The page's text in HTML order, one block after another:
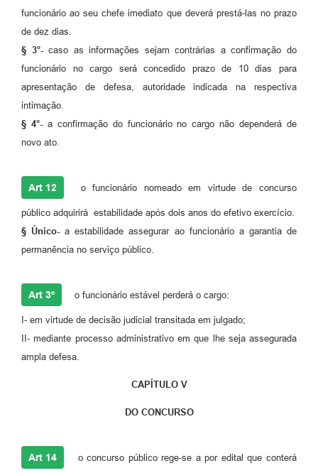
funcionário ao seu chefe imediato que deverá prestá-las no prazo
de dez dias.
§ 3°-caso as informações sejam contrárias a confirmação do
funcionário no cargo será concedido prazo de 10 dias para
apresentação de defesa, autoridade indicada na respectiva
intimação.
§ 4°-a confirmação do funcionário no cargo não dependerá de
novo ato.
Art 12 o funcionário nomeado em virtude de concurso
público adquirirá estabilidade após dois anos do efetivo exercício.
§ Único-a estabilidade assegurar ao funcionário a garantia de
permanência no serviço público.
Art 3º o funcionário estável perderá o cargo:
I- em virtude de decisão judicial transitada em julgado;
II- mediante processo administrativo em que lhe seja assegurada
ampla defesa.
CAPÍTULO V
DO CONCURSO
Art 14 o concurso público rege-se a por edital que conterá